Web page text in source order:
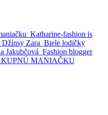
MANIAČKU